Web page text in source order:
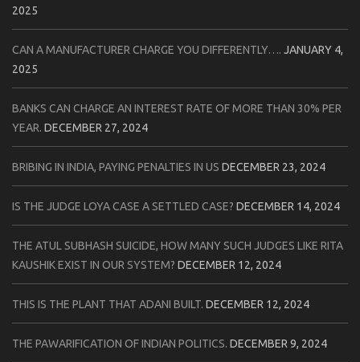
2025
CAN A MANUFACTURER CHARGE YOU DIFFERENTLY…. JANUARY 4,
2025
BANKS CAN CHARGE AN INTEREST RATE OF MORE THAN 30% PER
YEAR. DECEMBER 27, 2024
BRIBING IN INDIA, PAYING PENALTIES IN US DECEMBER 23, 2024
IS THE JUDGE LOYA CASE A SETTLED CASE? DECEMBER 14, 2024
THE ATUL SUBHASH SUICIDE, HOW MANY SUCH JUDGES LIKE RITA
KAUSHIK EXIST IN OUR SYSTEM? DECEMBER 12, 2024
THIS IS THE PLANT THAT ADANI BUILT. DECEMBER 12, 2024
THE PAWARIFICATION OF INDIAN POLITICS. DECEMBER 9, 2024